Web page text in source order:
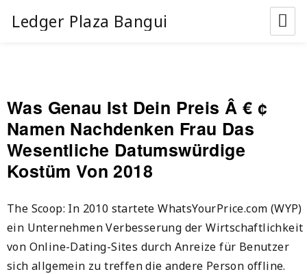
Ledger Plaza Bangui
Was Genau Ist Dein Preis Â € ¢
Namen Nachdenken Frau Das
Wesentliche Datumswürdige
Kostüm Von 2018
The Scoop: In 2010 startete WhatsYourPrice.com (WYP)
ein Unternehmen Verbesserung der Wirtschaftlichkeit
von Online-Dating-Sites durch Anreize für Benutzer
sich allgemein zu treffen die andere Person offline.